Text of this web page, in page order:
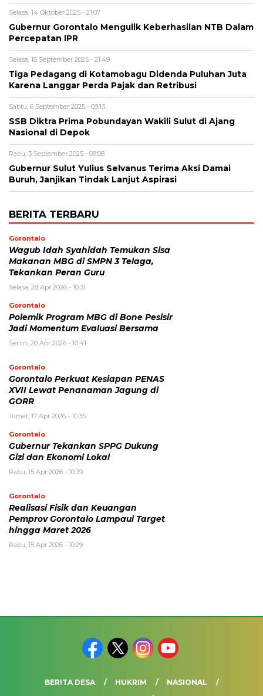
Selasa, 14 Oktober 2025 - 21:07
Gubernur Gorontalo Mengulik Keberhasilan NTB Dalam
Percepatan IPR
Selasa, 16 September 2025 - 21:49
Tiga Pedagang di Kotamobagu Didenda Puluhan Juta
Karena Langgar Perda Pajak dan Retribusi
Sabtu, 6 September 2025 - 09:13
SSB Diktra Prima Pobundayan Wakili Sulut di Ajang
Nasional di Depok
Rabu, 3 September 2025 - 09:08
Gubernur Sulut Yulius Selvanus Terima Aksi Damai
Buruh, Janjikan Tindak Lanjut Aspirasi
BERITA TERBARU
Gorontalo
Wagub Idah Syahidah Temukan Sisa
Makanan MBG di SMPN 3 Telaga,
Tekankan Peran Guru
Selasa, 28 Apr 2026 - 10:31
Gorontalo
Polemik Program MBG di Bone Pesisir
Jadi Momentum Evaluasi Bersama
Senin, 20 Apr 2026 - 10:41
Gorontalo
Gorontalo Perkuat Kesiapan PENAS
XVII Lewat Penanaman Jagung di
GORR
Jumat, 17 Apr 2026 - 10:35
Gorontalo
Gubernur Tekankan SPPG Dukung
Gizi dan Ekonomi Lokal
Rabu, 15 Apr 2026 - 10:39
Gorontalo
Realisasi Fisik dan Keuangan
Pemprov Gorontalo Lampaui Target
hingga Maret 2026
Rabu, 15 Apr 2026 - 10:29
BERITA DESA HUKRIM
NASIONAL